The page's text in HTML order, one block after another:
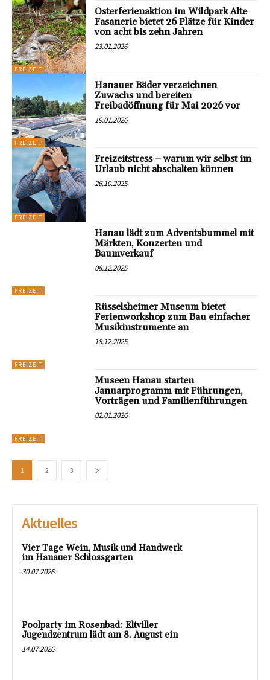
FREIZEIT
Osterferienaktion im Wildpark Alte
Fasanerie bietet 26 Plätze für Kinder
von acht bis zehn Jahren
23.01.2026
FREIZEIT
Hanauer Bäder verzeichnen
Zuwachs und bereiten
Freibadöffnung für Mai 2026 vor
19.01.2026
FREIZEIT
Freizeitstress – warum wir selbst im
Urlaub nicht abschalten können
26.10.2025
FREIZEIT
Hanau lädt zum Adventsbummel mit
Märkten, Konzerten und
Baumverkauf
08.12.2025
FREIZEIT
Rüsselsheimer Museum bietet
Ferienworkshop zum Bau einfacher
Musikinstrumente an
18.12.2025
FREIZEIT
Museen Hanau starten
Januarprogramm mit Führungen,
Vorträgen und Familienführungen
02.01.2026
1 2 3
Aktuelles
Vier Tage Wein, Musik und Handwerk
im Hanauer Schlossgarten
30.07.2026
Poolparty im Rosenbad: Eltviller
Jugendzentrum lädt am 8. August ein
14.07.2026